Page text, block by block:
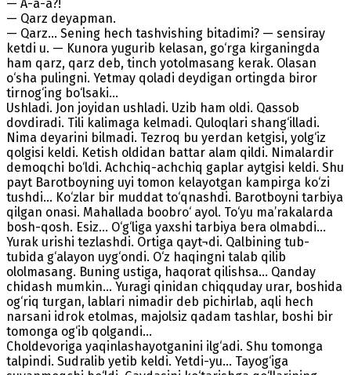
— A-a-a?!
— Qarz deyapman.
— Qarz... Sening hech tashvishing bitadimi? — sensiray
ketdi u. — Kunora yugurib kelasan, go‘rga kirganingda
ham qarz, qarz deb, tinch yotolmasang kerak. Olasan
o‘sha pulingni. Yetmay qoladi deydigan ortingda biror
tirnog‘ing bo‘lsaki...
Ushladi. Jon joyidan ushladi. Uzib ham oldi. Qassob
dovdiradi. Tili kalimaga kelmadi. Quloqlari shang‘illadi.
Nima deyarini bilmadi. Tezroq bu yerdan ketgisi, yolg‘iz
qolgisi keldi. Ketish oldidan battar alam qildi. Nimalardir
demoqchi bo‘ldi. Achchiq-achchiq gaplar aytgisi keldi. Shu
payt Barotboyning uyi tomon kelayotgan kampirga ko‘zi
tushdi... Ko‘zlar bir muddat to‘qnashdi. Barotboyni tarbiya
qilgan onasi. Mahallada boobro‘ ayol. To‘yu ma’rakalarda
bosh-qosh. Esiz... O‘g‘liga yaxshi tarbiya bera olmabdi...
Yurak urishi tezlashdi. Ortiga qayt¬di. Qalbining tub-
tubida g‘alayon uyg‘ondi. O‘z haqingni talab qilib
ololmasang. Buning ustiga, haqorat qilishsa... Qanday
chidash mumkin... Yuragi qinidan chiqquday urar, boshida
og‘riq turgan, lablari nimadir deb pichirlab, aqli hech
narsani idrok etolmas, majolsiz qadam tashlar, boshi bir
tomonga og‘ib qolgandi...
Choldevoriga yaqinlashayotganini ilg‘adi. Shu tomonga
talpindi. Sudralib yetib keldi. Yetdi-yu... Tayog‘iga